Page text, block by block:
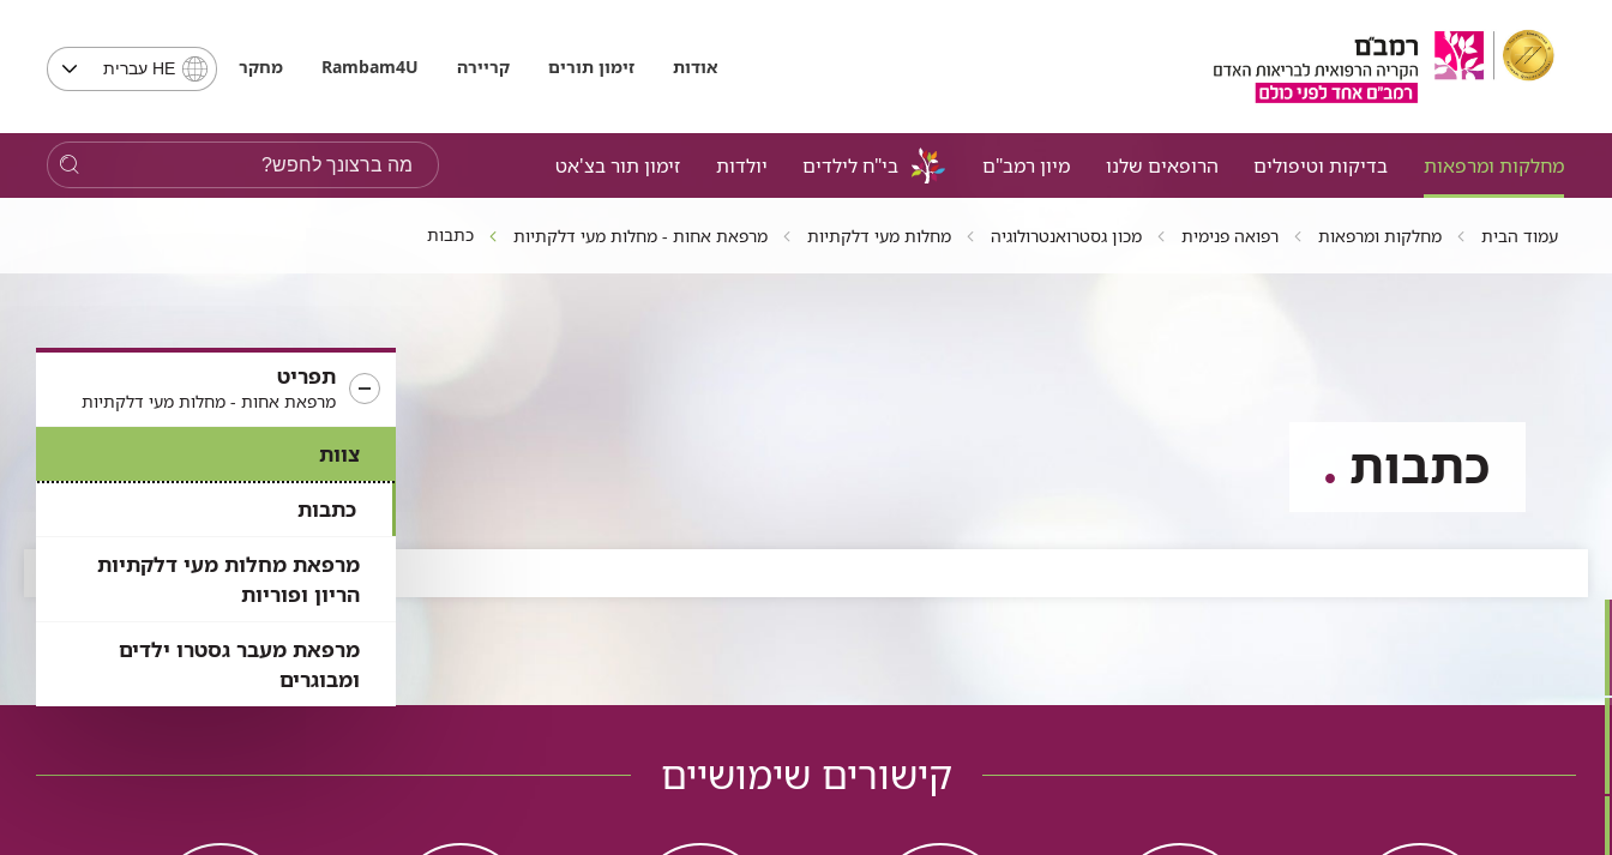
אודות זימון תורים קריירה Rambam4U מחקר
בחירת
שים
לב,
בבחירת
HE עברית
מחלקות ומרפאות בדיקות וטיפולים הרופאים שלנו מיון רמב"ם בי"ח לילדים יולדות זימון תור בצ'אט
מה
ברצונך
לחפש?
עמוד הבית מחלקות ומרפאות רפואה פנימית מכון גסטרואנטרולוגיה מחלות מעי דלקתיות מרפאת אחות - מחלות מעי דלקתיות כתבות
תפריט
מרפאת אחות - מחלות מעי דלקתיות
צוות
כתבות
מרפאת מחלות מעי דלקתיות
הריון ופוריות
מרפאת מעבר גסטרו ילדים
ומבוגרים
כתבות
קישורים שימושיים